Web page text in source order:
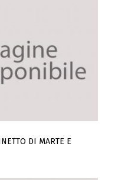
DI MARTE E